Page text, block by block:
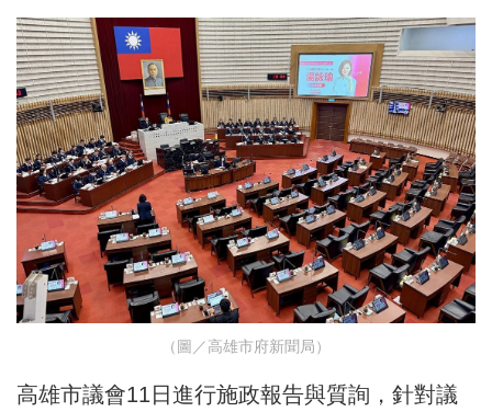
（圖／高雄市府新聞局）
高雄市議會11日進行施政報告與質詢，針對議